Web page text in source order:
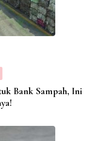
Bank Sampah, Ini